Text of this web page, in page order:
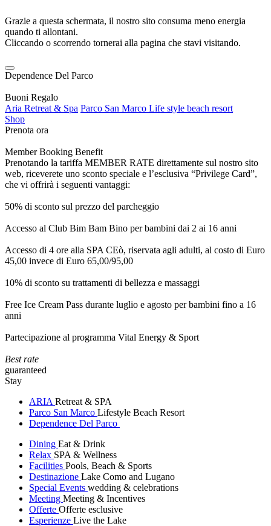
Grazie a questa schermata, il nostro sito consuma meno energia
quando ti allontani.
Cliccando o scorrendo tornerai alla pagina che stavi visitando.
Dependence Del Parco
Buoni Regalo
Aria Retreat & Spa Parco San Marco Life style beach resort
Shop
Prenota ora
Member Booking Benefit
Prenotando la tariffa MEMBER RATE direttamente sul nostro sito
web, riceverete uno sconto speciale e l’esclusiva “Privilege Card”,
che vi offrirà i seguenti vantaggi:
50% di sconto sul prezzo del parcheggio
Accesso al Club Bim Bam Bino per bambini dai 2 ai 16 anni
Accesso di 4 ore alla SPA CEò, riservata agli adulti, al costo di Euro
45,00 invece di Euro 65,00/95,00
10% di sconto su trattamenti di bellezza e massaggi
Free Ice Cream Pass durante luglio e agosto per bambini fino a 16
anni
Partecipazione al programma Vital Energy & Sport
Best rate
guaranteed
Stay
ARIA Retreat & SPA
Parco San Marco Lifestyle Beach Resort
Dependence Del Parco
Dining Eat & Drink
Relax SPA & Wellness
Facilities Pools, Beach & Sports
Destinazione Lake Como and Lugano
Special Events wedding & celebrations
Meeting Meeting & Incentives
Offerte Offerte esclusive
Esperienze Live the Lake